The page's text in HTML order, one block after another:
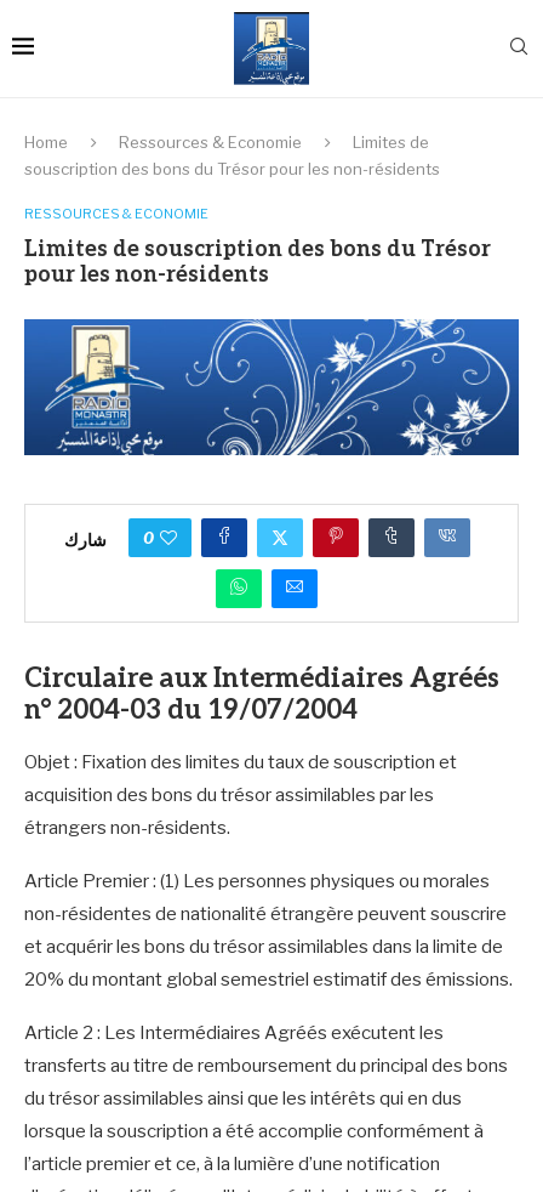
Home Ressources & Economie
Limites de
souscription des bons du Trésor pour les non-résidents
RESSOURCES & ECONOMIE
Limites de souscription des bons du Trésor
pour les non-résidents
شارك 0
Circulaire aux Intermédiaires Agréés
n° 2004-03 du 19/07/2004
Objet : Fixation des limites du taux de souscription et
acquisition des bons du trésor assimilables par les
étrangers non-résidents.
Article Premier : (1) Les personnes physiques ou morales
non-résidentes de nationalité étrangère peuvent souscrire
et acquérir les bons du trésor assimilables dans la limite de
20% du montant global semestriel estimatif des émissions.
Article 2 : Les Intermédiaires Agréés exécutent les
transferts au titre de remboursement du principal des bons
du trésor assimilables ainsi que les intérêts qui en dus
lorsque la souscription a été accomplie conformément à
l’article premier et ce, à la lumière d’une notification